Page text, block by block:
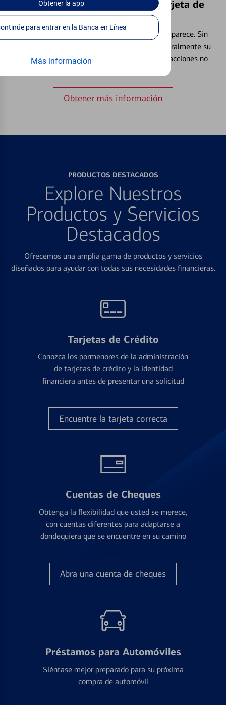
Obtenerla app
Continúe para entrar en la Banca en Línea
Más información
Bloquear y Desbloquear una Tarjeta de
Débito⁴
Extraviar una tarjeta es más común de lo que parece. Sin
embargo, puede bloquear y desbloquear temporalmente su
tarjeta de débito para ayudar a prevenir transacciones no
Obtener más información
PRODUCTOS DESTACADOS
Explore Nuestros
Productos y Servicios
Destacados
Ofrecemos una amplia gama de productos y servicios
diseñados para ayudar con todas sus necesidades financieras.
Tarjetas de Crédito
Conozca los pormenores de la administración
de tarjetas de crédito y la identidad
financiera antes de presentar una solicitud
Encuentre la tarjeta correcta
Cuentas de Cheques
Obtenga la flexibilidad que usted se merece,
con cuentas diferentes para adaptarse a
dondequiera que se encuentre en su camino
Abra una cuenta de cheques
Préstamos para Automóviles
Siéntase mejor preparado para su próxima
compra de automóvil